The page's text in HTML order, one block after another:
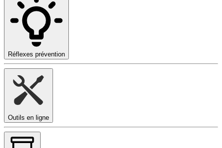
Réflexes prévention
Outils en ligne